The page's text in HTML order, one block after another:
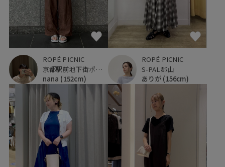
ROPÉ PICNIC
京都駅前地下街ポルタ
nana (152cm)
ROPÉ PICNIC
S-PAL郡山
ありが (156cm)